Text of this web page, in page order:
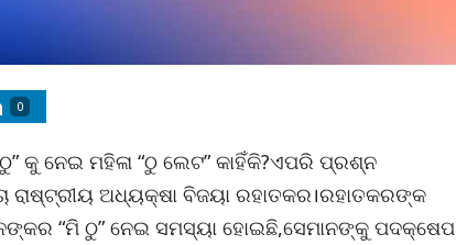
0
କୁ ନେଇ ମହିଳା “ଠୁ ଲେଟ” କାହିଁକି?ଏପରି ପ୍ରଶ୍ନ
ରାଷ୍ଟ୍ରୀୟ ଅଧ୍ୟକ୍ଷା ବିଜୟା ରହାତକର।ରହାତକରଙ୍କ
“ମି ଠୁ” ନେଇ ସମସ୍ୟା ହୋଇଛି,ସେମାନଙ୍କୁ ପଦକ୍ଷେପ